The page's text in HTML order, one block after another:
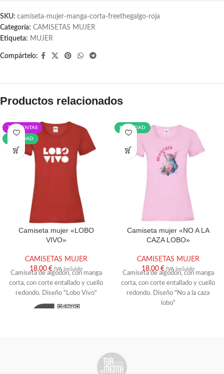
SKU: camiseta-mujer-manga-corta-freethegalgo-roja
Categoría: CAMISETAS MUJER
Etiqueta: MUJER
Compártelo:
Productos relacionados
TOP VENTAS
NOVEDAD
XS S
COLOR
AÑADIR AL CARRITO
Camiseta mujer «LOBO
VIVO»
CAMISETAS MUJER
18,00 € IVA incluido
Camiseta de algodón, con manga
corta, con corte entallado y cuello
redondo. Diseño "Lobo Vivo"
NOVEDAD
COLOR
TALLA
XXL
AÑADIR AL CARRITO
Camiseta mujer «NO A LA
CAZA LOBO»
CAMISETAS MUJER
18,00 € IVA incluido
Camiseta de algodón, con manga
corta, con corte entallado y cuello
redondo. Diseño "No a la caza
lobo"